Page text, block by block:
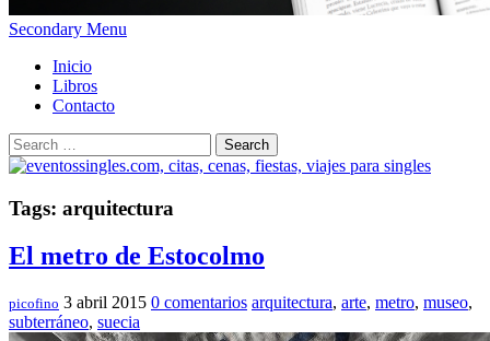
Secondary Menu
Inicio
Libros
Contacto
Search
Tags: arquitectura
El metro de Estocolmo
picofino 3 abril 2015 0 comentarios arquitectura, arte, metro, museo,
subterráneo, suecia